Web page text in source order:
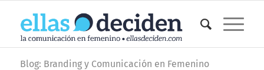
Blog: Branding y Comunicación en Femenino